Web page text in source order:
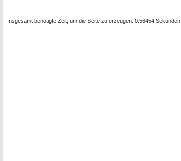
Insgesamt benötigte Zeit, um die Seite zu erzeugen: 0.56454 Sekunden